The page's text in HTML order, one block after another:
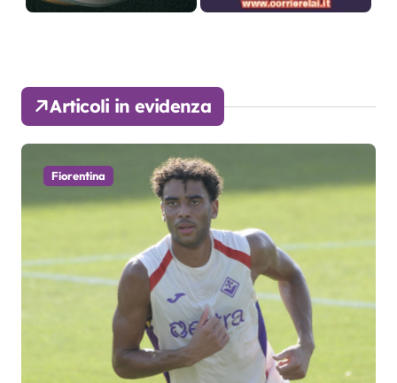
Articoli in evidenza
Fiorentina